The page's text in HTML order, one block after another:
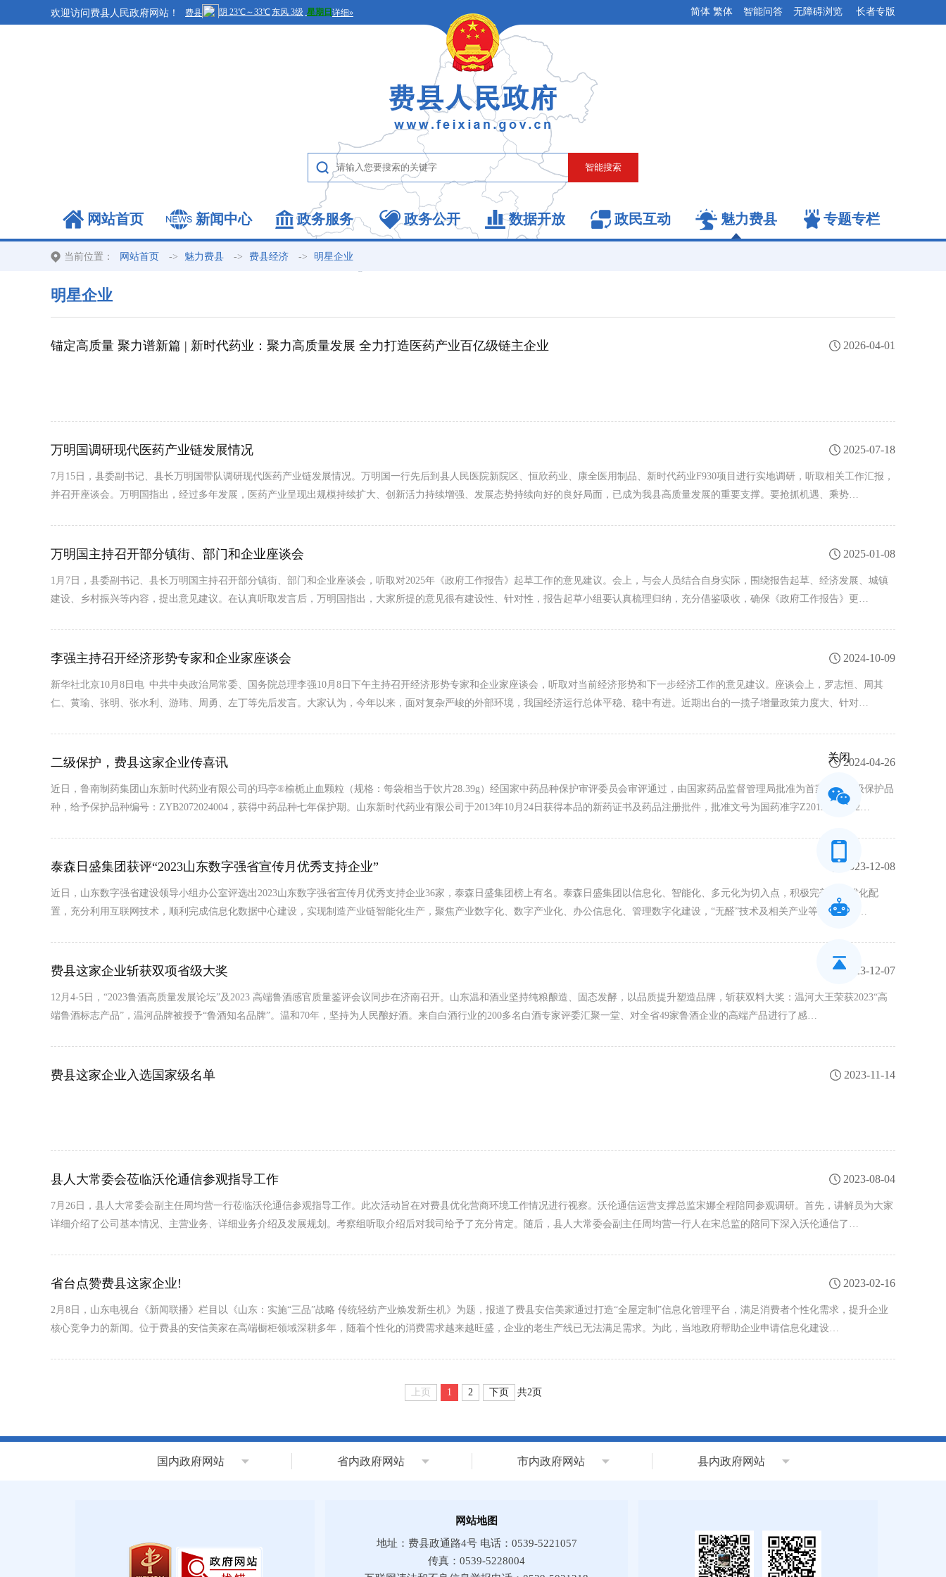
欢迎访问费县人民政府网站！ 智能问答 无障碍浏览 长者专版
简体 繁体
网站首页 新闻中心 政务服务 政务公开 数据开放 政民互动 魅力费县 专题专栏
当前位置： 网站首页 -> 魅力费县 -> 费县经济 -> 明星企业
明星企业
锚定高质量 聚力谱新篇 | 新时代药业：聚力高质量发展 全力打造医药产业百亿级链主企业 2026-04-01
万明国调研现代医药产业链发展情况 2025-07-18
7月15日，县委副书记、县长万明国带队调研现代医药产业链发展情况。万明国一行先后到县人民医院新院区、恒欣药业、康全医用制品、新时代药业F930项目进行实地调研，听取相关工作汇报，
并召开座谈会。万明国指出，经过多年发展，医药产业呈现出规模持续扩大、创新活力持续增强、发展态势持续向好的良好局面，已成为我县高质量发展的重要支撑。要抢抓机遇、乘势…
万明国主持召开部分镇街、部门和企业座谈会 2025-01-08
1月7日，县委副书记、县长万明国主持召开部分镇街、部门和企业座谈会，听取对2025年《政府工作报告》起草工作的意见建议。会上，与会人员结合自身实际，围绕报告起草、经济发展、城镇
建设、乡村振兴等内容，提出意见建议。在认真听取发言后，万明国指出，大家所提的意见很有建设性、针对性，报告起草小组要认真梳理归纳，充分借鉴吸收，确保《政府工作报告》更…
李强主持召开经济形势专家和企业家座谈会 2024-10-09
新华社北京10月8日电 中共中央政治局常委、国务院总理李强10月8日下午主持召开经济形势专家和企业家座谈会，听取对当前经济形势和下一步经济工作的意见建议。座谈会上，罗志恒、周其
仁、黄瑜、张明、张水利、游玮、周勇、左丁等先后发言。大家认为，今年以来，面对复杂严峻的外部环境，我国经济运行总体平稳、稳中有进。近期出台的一揽子增量政策力度大、针对…
二级保护，费县这家企业传喜讯 2024-04-26
近日，鲁南制药集团山东新时代药业有限公司的玛亭®榆栀止血颗粒（规格：每袋相当于饮片28.39g）经国家中药品种保护审评委员会审评通过，由国家药品监督管理局批准为首家中药二级保护品
种，给予保护品种编号：ZYB2072024004，获得中药品种七年保护期。山东新时代药业有限公司于2013年10月24日获得本品的新药证书及药品注册批件，批准文号为国药准字Z20130019，2…
泰森日盛集团获评“2023山东数字强省宣传月优秀支持企业” 2023-12-08
近日，山东数字强省建设领导小组办公室评选出2023山东数字强省宣传月优秀支持企业36家，泰森日盛集团榜上有名。泰森日盛集团以信息化、智能化、多元化为切入点，积极完善信息优化配
置，充分利用互联网技术，顺利完成信息化数据中心建设，实现制造产业链智能化生产，聚焦产业数字化、数字产业化、办公信息化、管理数字化建设，“无醛”技术及相关产业等家居领域…
费县这家企业斩获双项省级大奖 2023-12-07
​12月4-5日，“2023鲁酒高质量发展论坛”及2023 高端鲁酒感官质量鉴评会议同步在济南召开。山东温和酒业坚持纯粮酿造、固态发酵，以品质提升塑造品牌，斩获双料大奖：温河大王荣获2023“高
端鲁酒标志产品”，温河品牌被授予“鲁酒知名品牌”。温和70年，坚持为人民酿好酒。来自白酒行业的200多名白酒专家评委汇聚一堂、对全省49家鲁酒企业的高端产品进行了感…
费县这家企业入选国家级名单 2023-11-14
县人大常委会莅临沃伦通信参观指导工作 2023-08-04
7月26日，县人大常委会副主任周均营一行莅临沃伦通信参观指导工作。此次活动旨在对费县优化营商环境工作情况进行视察。沃伦通信运营支撑总监宋娜全程陪同参观调研。首先，讲解员为大家
详细介绍了公司基本情况、主营业务、详细业务介绍及发展规划。考察组听取介绍后对我司给予了充分肯定。随后，县人大常委会副主任周均营一行人在宋总监的陪同下深入沃伦通信了…
省台点赞费县这家企业! 2023-02-16
2月8日，山东电视台《新闻联播》栏目以《山东：实施“三品”战略 传统轻纺产业焕发新生机》为题，报道了费县安信美家通过打造“全屋定制”信息化管理平台，满足消费者个性化需求，提升企业
核心竞争力的新闻。位于费县的安信美家在高端橱柜领域深耕多年，随着个性化的消费需求越来越旺盛，企业的老生产线已无法满足需求。为此，当地政府帮助企业申请信息化建设…
上页 1 2 下页 共2页
国内政府网站 省内政府网站 市内政府网站 县内政府网站
网站地图
地址：费县政通路4号 电话：0539-5221057
传真：0539-5228004
关闭